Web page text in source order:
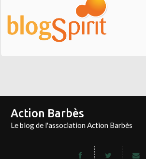
Action Barbès
Le blog de l'association Action Barbès